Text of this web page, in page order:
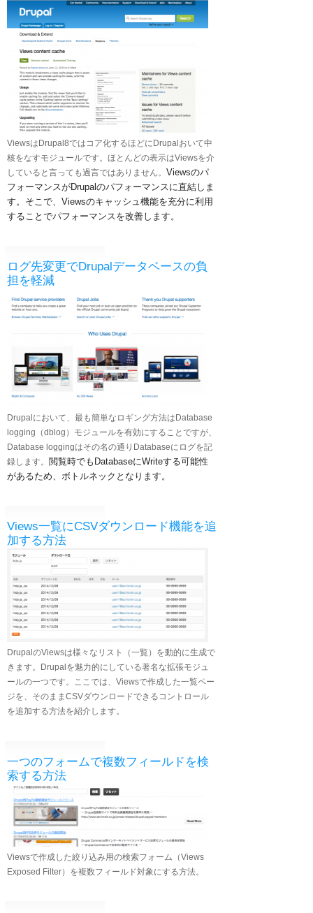
ViewsはDrupal8ではコア化するほどにDrupalおいて中
核をなすモジュールです。ほとんどの表示はViewsを介
していると言っても過言ではありません。Viewsのパ
フォーマンスがDrupalのパフォーマンスに直結しま
す。 そこで、Viewsのキャッシュ機能を充分に利用
することでパフォーマンスを改善します。
ログ先変更でDrupalデータベースの負
担を軽減
Drupalにおいて、最も簡単なロギング方法はDatabase
logging（dblog）モジュールを有効にすることですが、
Database loggingはその名の通りDatabaseにログを記
録します。 閲覧時でもDatabaseにWriteする可能性
があるため、ボトルネックとなります。
Views一覧にCSVダウンロード機能を追
加する方法
DrupalのViewsは様々なリスト（一覧）を動的に生成で
きます。Drupalを魅力的にしている著名な拡張モジュ
ールの一つです。ここでは、Viewsで作成した一覧ペー
ジを、そのままCSVダウンロードできるコントロール
を追加する方法を紹介します。
一つのフォームで複数フィールドを検
索する方法
Viewsで作成した絞り込み用の検索フォーム（Views
Exposed Filter）を複数フィールド対象にする方法。